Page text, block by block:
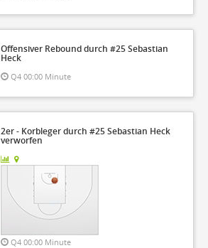
Offensiver Rebound durch #25 Sebastian
Heck
Q4 00:00 Minute
2er - Korbleger durch #25 Sebastian Heck
verworfen
Q4 00:00 Minute